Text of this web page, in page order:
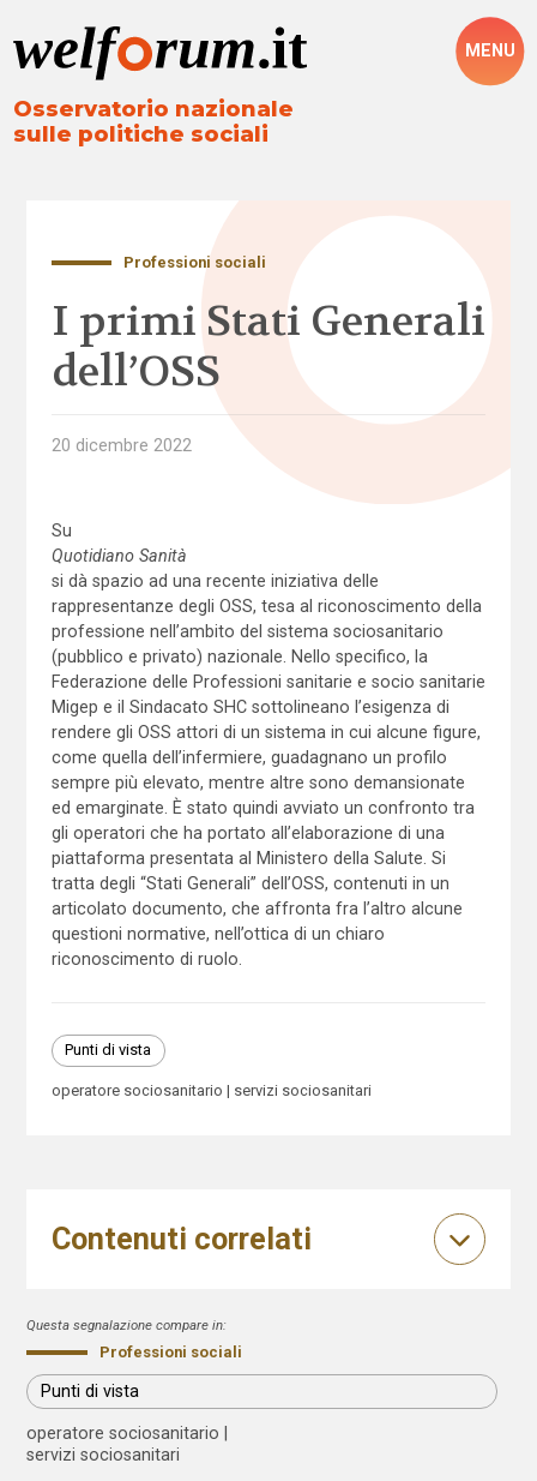
Osservatorio nazionale
sulle politiche sociali
MENU
Professioni sociali
I primi Stati Generali
dell’OSS
20 dicembre 2022
Su
Quotidiano Sanità
si dà spazio ad una recente iniziativa delle
rappresentanze degli OSS, tesa al riconoscimento della
professione nell’ambito del sistema sociosanitario
(pubblico e privato) nazionale. Nello specifico, la
Federazione delle Professioni sanitarie e socio sanitarie
Migep e il Sindacato SHC sottolineano l’esigenza di
rendere gli OSS attori di un sistema in cui alcune figure,
come quella dell’infermiere, guadagnano un profilo
sempre più elevato, mentre altre sono demansionate
ed emarginate. È stato quindi avviato un confronto tra
gli operatori che ha portato all’elaborazione di una
piattaforma presentata al Ministero della Salute. Si
tratta degli “Stati Generali” dell’OSS, contenuti in un
articolato documento, che affronta fra l’altro alcune
questioni normative, nell’ottica di un chiaro
riconoscimento di ruolo.
Punti di vista
operatore sociosanitario servizi sociosanitari
Contenuti correlati
Questa segnalazione compare in:
Professioni sociali
Punti di vista
operatore sociosanitario
servizi sociosanitari